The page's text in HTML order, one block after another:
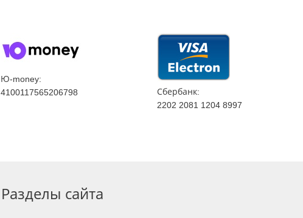
Ю-money:
4100117565206798
Сбербанк:
2202 2081 1204 8997
Разделы сайта